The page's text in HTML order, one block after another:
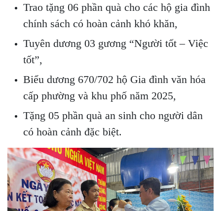
Trao tặng 06 phần quà cho các hộ gia đình
chính sách có hoàn cảnh khó khăn,
Tuyên dương 03 gương “Người tốt – Việc
tốt”,
Biểu dương 670/702 hộ Gia đình văn hóa
cấp phường và khu phố năm 2025,
Tặng 05 phần quà an sinh cho người dân
có hoàn cảnh đặc biệt.